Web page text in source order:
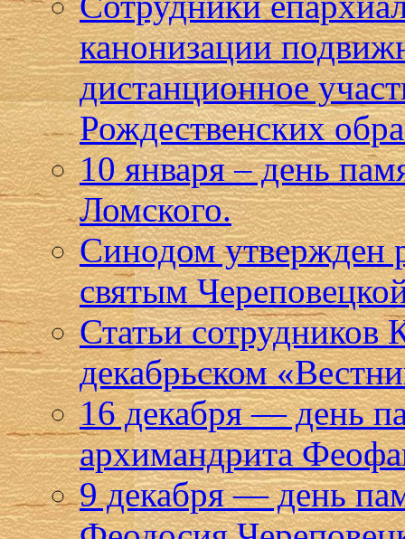
канонизации
дистанционное
Рождественских
10 января – день
Ломского.
Синодом утвержден
святым
Статьи сотрудников
декабрьском
16 декабря — день
архимандрита
9 декабря — день